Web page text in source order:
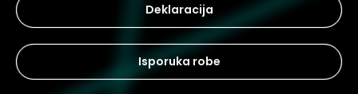
Deklaracija
Isporuka robe